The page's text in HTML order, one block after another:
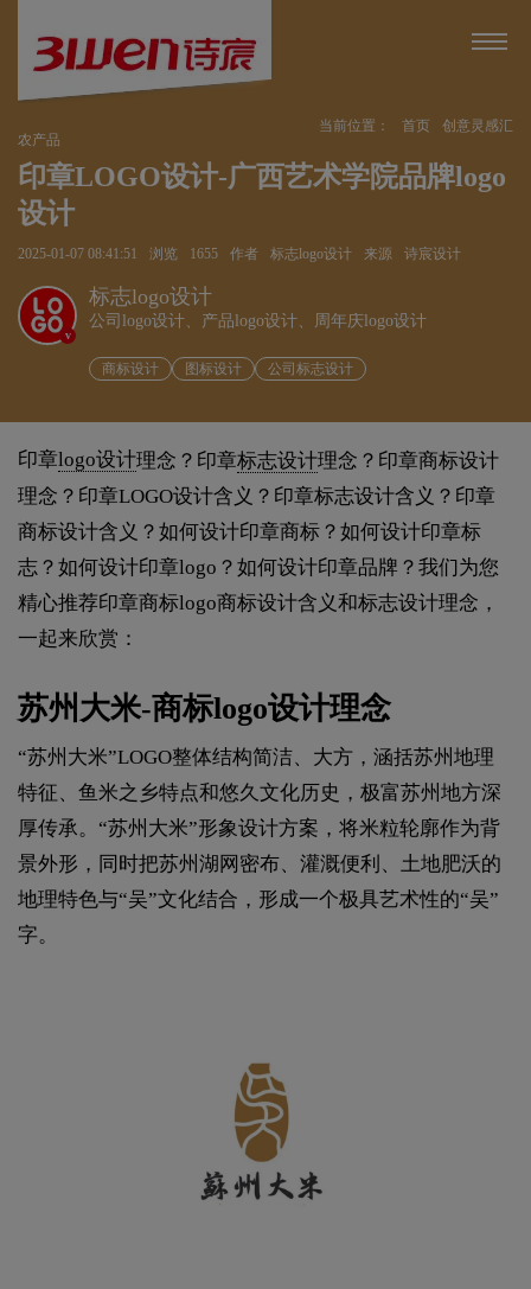
当前位置： 首页
创意灵感汇
农产品
印章LOGO设计-广西艺术学院品牌logo
设计
2025-01-07 08:41:51 浏览 1655 作者 标志logo设计 来源 诗宸设计
v
标志logo设计
公司logo设计、产品logo设计、周年庆logo设计
商标设计 图标设计 公司标志设计
印章logo设计理念？印章标志设计理念？印章商标设计
理念？印章LOGO设计含义？印章标志设计含义？印章
商标设计含义？如何设计印章商标？如何设计印章标
志？如何设计印章logo？如何设计印章品牌？我们为您
精心推荐印章商标logo商标设计含义和标志设计理念，
一起来欣赏：
苏州大米-商标logo设计理念
“苏州大米”LOGO整体结构简洁、大方，涵括苏州地理
特征、鱼米之乡特点和悠久文化历史，极富苏州地方深
厚传承。“苏州大米”形象设计方案，将米粒轮廓作为背
景外形，同时把苏州湖网密布、灌溉便利、土地肥沃的
地理特色与“吴”文化结合，形成一个极具艺术性的“吴”
字。